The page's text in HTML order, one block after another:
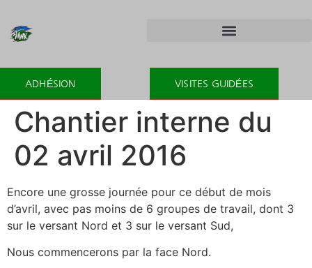
ADHÉSION VISITES GUIDÉES
Chantier interne du
02 avril 2016
Encore une grosse journée pour ce début de mois
d’avril, avec pas moins de 6 groupes de travail, dont 3
sur le versant Nord et 3 sur le versant Sud,
Nous commencerons par la face Nord.